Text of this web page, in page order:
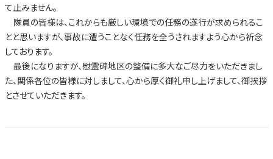
て止みません。
隊員の皆様は、これからも厳しい環境での任務の遂行が求められるこ
とと思いますが、事故に遭うことなく任務を全うされますよう心から祈念
しております。
最後になりますが、慰霊碑地区の整備に多大なご尽力をいただきまし
た、関係各位の皆様に対しまして、心から厚く御礼申し上げまして、御挨拶
とさせていただきます。